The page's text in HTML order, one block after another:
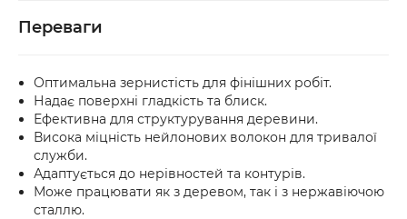
Переваги
Оптимальна зернистість для фінішних робіт.
Надає поверхні гладкість та блиск.
Ефективна для структурування деревини.
Висока міцність нейлонових волокон для тривалої
служби.
Адаптується до нерівностей та контурів.
Може працювати як з деревом, так і з нержавіючою
сталлю.